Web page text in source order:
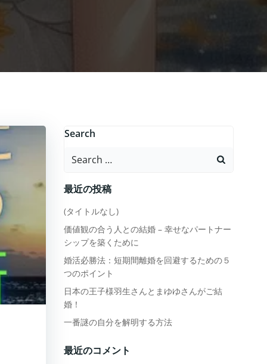
Search
Search
最近の投稿
(タイトルなし)
価値観の合う人との結婚 – 幸せなパートナー
シップを築くために
婚活必勝法：短期間離婚を回避するための５
つのポイント
日本の王子様羽生さんとまゆゆさんがご結
婚！
一番謎の自分を解明する方法
最近のコメント